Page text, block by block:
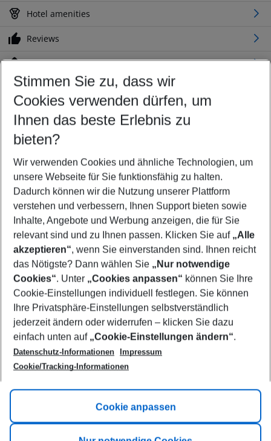
Hotel amenities
Reviews
Location
Customize your offer
Find the perfect deal which suits your best
Your departure airport
Any airport
Select your date range
09/08/26–07/08/27 5-8 nights
Who will travel
2 adults No children
Show more filter
Footer
Footer navigation
Title A
Link A
Stimmen Sie zu, dass wir
Cookies verwenden dürfen, um
Ihnen das beste Erlebnis zu
bieten?
Wir verwenden Cookies und ähnliche Technologien, um
unsere Webseite für Sie funktionsfähig zu halten.
Dadurch können wir die Nutzung unserer Plattform
verstehen und verbessern, Ihnen Support bieten sowie
Inhalte, Angebote und Werbung anzeigen, die für Sie
relevant sind und zu Ihnen passen. Klicken Sie auf „Alle
akzeptieren“, wenn Sie einverstanden sind. Ihnen reicht
das Nötigste? Dann wählen Sie „Nur notwendige
Cookies“. Unter „Cookies anpassen“ können Sie Ihre
Cookie-Einstellungen individuell festlegen. Sie können
Ihre Privatsphäre-Einstellungen selbstverständlich
jederzeit ändern oder widerrufen – klicken Sie dazu
einfach unten auf „Cookie-Einstellungen ändern“.
Datenschutz-Informationen
Impressum
Cookie/Tracking-Informationen
Cookie anpassen